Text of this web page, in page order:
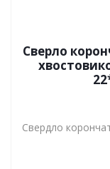
Сверло
Свердло